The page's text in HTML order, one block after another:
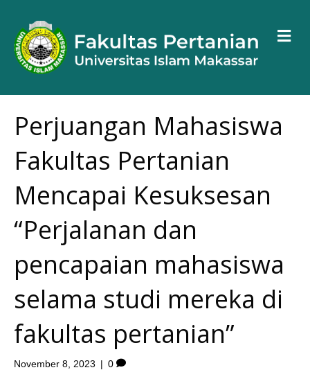
Perjuangan Mahasiswa
Fakultas Pertanian
Mencapai Kesuksesan
“Perjalanan dan
pencapaian mahasiswa
selama studi mereka di
fakultas pertanian”
November 8, 2023 | 0